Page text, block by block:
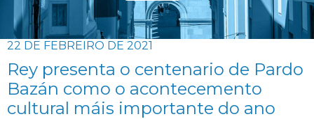
22 DE FEBREIRO DE 2021
Rey presenta o centenario de Pardo
Bazán como o acontecemento
cultural máis importante do ano